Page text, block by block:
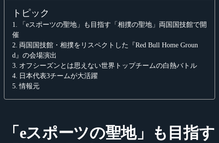
トピック
「eスポーツの聖地」も目指す「相撲の聖地」両国国技館で開
催
両国国技館・相撲をリスペクトした『Red Bull Home Groun
d』の会場演出
オフシーズンとは思えない世界トップチームの白熱バトル
日本代表3チームが大活躍
情報元
「eスポーツの聖地」も目指す